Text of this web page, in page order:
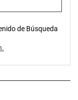
de Búsqueda